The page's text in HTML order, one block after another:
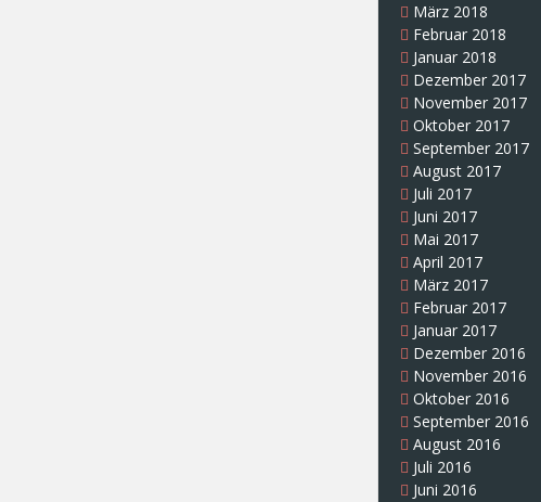
März 2018
Februar 2018
Januar 2018
Dezember 2017
November 2017
Oktober 2017
September 2017
August 2017
Juli 2017
Juni 2017
Mai 2017
April 2017
März 2017
Februar 2017
Januar 2017
Dezember 2016
November 2016
Oktober 2016
September 2016
August 2016
Juli 2016
Juni 2016